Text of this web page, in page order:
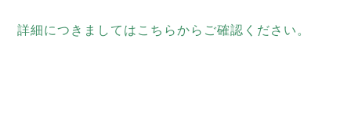
詳細につきましてはこちらからご確認ください。